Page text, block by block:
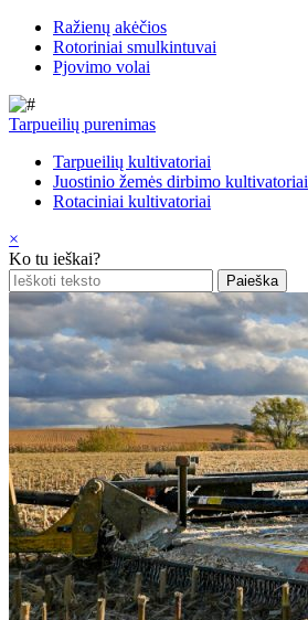
Ražienų akėčios
Rotoriniai smulkintuvai
Pjovimo volai
Tarpueilių purenimas
Tarpueilių kultivatoriai
Juostinio žemės dirbimo kultivatoriai
Rotaciniai kultivatoriai
×
Ko tu ieškai?